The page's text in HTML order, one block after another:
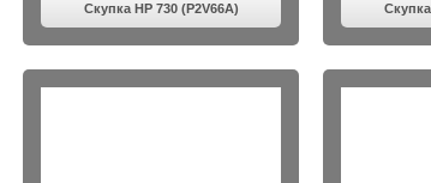
Скупка HP 730 (P2V66A)